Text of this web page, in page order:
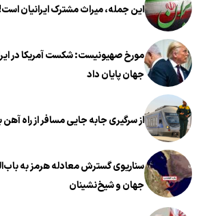
این جمله، میراث مشترک ایرانیان است!
مورخ صهیونیست: شکست آمریکا در
جهان پایان داد
از سرگیری جابه جایی مسافر از راه
سناریوی گسترش معادله هرمز به
جهان و شیخ‌نشینان